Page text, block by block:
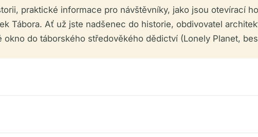
praktické informace pro návštěvníky, jako jsou otevírací
Tábora. Ať už jste nadšenec do historie, obdivovatel
okno do táborského středověkého dědictví (Lonely Planet,